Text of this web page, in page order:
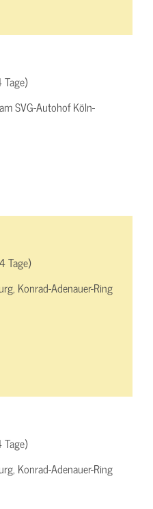
SVG-Autohof Köln-
Tage)
Konrad-Adenauer-Ring
Konrad-Adenauer-Ring